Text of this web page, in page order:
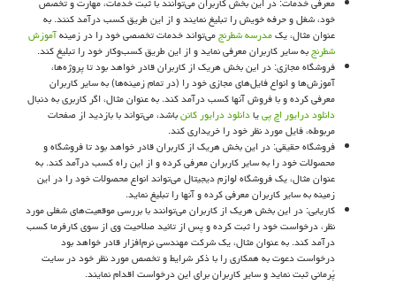
خود، شغل و حرفه خویش را تبلیغ نمایند و از این طریق کسب درآمد کنند. به
عنوان مثال، یکمدرسه شطرنجمی‌تواند خدمات تخصصی خود را در زمینهآموزش
شطرنجبه سایر کاربران معرفی نماید و از این طریق کسب‌وکار خود را تبلیغ کند.
فروشگاه مجازی: در این بخش هریک از کاربران قادر خواهد بود تا پروژ‌ه‌ها،
آموزش‌ها و انواع فایل‌های مجازی خود را (در تمام زمینه‌ها) به سایر کاربران
معرفی کرده و با فروش آنها کسب درآمد کند. به عنوان مثال، اگر کاربری به دنبال
دانلود درایور اچ پییادانلود درایور کاننباشد، می‌تواند با بازدید از صفحات
مربوطه، فایل مورد نظر خود را خریداری کند.
فروشگاه حقیقی: در این بخش هریک از کاربران قادر خواهد بود تا فروشگاه و
محصولات خود را به سایر کاربران معرفی کرده و از این راه کسب درآمد کند. به
عنوان مثال، یک فروشگاه لوازم دیجیتال می‌تواند انواع محصولات خود را در این
زمینه به سایر کاربران معرفی کرده و آنها را تبلیغ نماید.
کاریابی: در این بخش هریک از کاربران می‌توانند با بررسی موقعیت‌های شغلی مورد
نظر، درخواست خود را ثبت کرده و پس از تائید صلاحیت وی از سوی کارفرما کسب
درآمد کند. به عنوان مثال، یک شرکت مهندسی نرم‌افزار قادر خواهد بود
درخواست دعوت به همکاری را با ذکر شرایط و تخصص مورد نظر خود در سایت
پُرمانی ثبت نماید و سایر کاربران برای این درخواست اقدام نمایند.